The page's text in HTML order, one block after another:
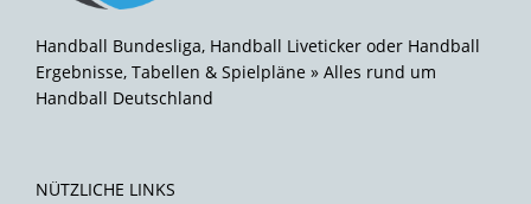
Handball Bundesliga, Handball Liveticker oder Handball
Ergebnisse, Tabellen & Spielpläne » Alles rund um
Handball Deutschland
NÜTZLICHE LINKS